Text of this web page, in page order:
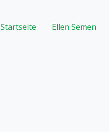
Hauptnavigation
Startseite Ellen Semen